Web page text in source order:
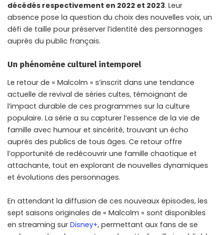
décédés respectivement en 2022 et 2023. Leur
absence pose la question du choix des nouvelles voix, un
défi de taille pour préserver l’identité des personnages
auprès du public français.
Un phénomène culturel intemporel
Le retour de « Malcolm » s’inscrit dans une tendance
actuelle de revival de séries cultes, témoignant de
l’impact durable de ces programmes sur la culture
populaire. La série a su capturer l’essence de la vie de
famille avec humour et sincérité, trouvant un écho
auprès des publics de tous âges. Ce retour offre
l’opportunité de redécouvrir une famille chaotique et
attachante, tout en explorant de nouvelles dynamiques
et évolutions des personnages.
En attendant la diffusion de ces nouveaux épisodes, les
sept saisons originales de « Malcolm » sont disponibles
en streaming sur Disney+, permettant aux fans de se